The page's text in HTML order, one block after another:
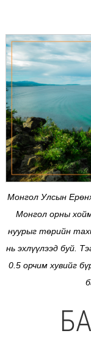
Монгол Улсын
Монгол орны
нуурыг төрийн
нь эхлүүлээд буй.
0.5 орчим хувийг